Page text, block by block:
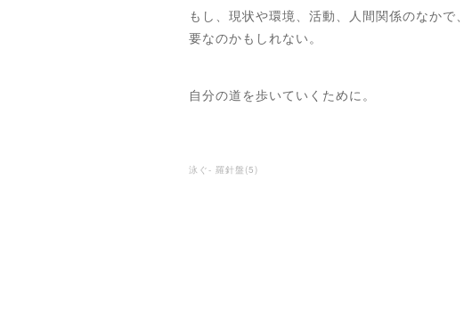
もし、現状や環境、活動、人間関係のなか
要なのかもしれない。
自分の道を歩いていくために。
泳ぐ- 羅針盤 (5)